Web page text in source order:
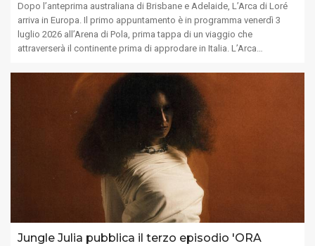
Dopo l’anteprima australiana di Brisbane e Adelaide, L’Arca di Loré
arriva in Europa. Il primo appuntamento è in programma venerdì 3
luglio 2026 all’Arena di Pola, prima tappa di un viaggio che
attraverserà il continente prima di approdare in Italia. L’Arca…
Jungle Julia pubblica il terzo episodio 'ORA